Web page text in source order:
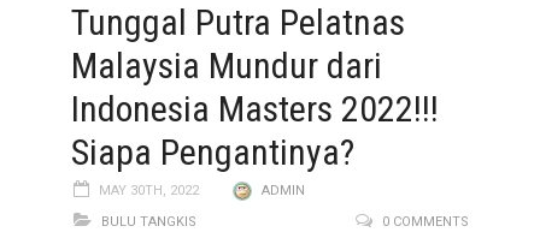
Tunggal Putra Pelatnas
Malaysia Mundur dari
Indonesia Masters 2022!!!
Siapa Pengantinya?
MAY 30TH, 2022
ADMIN
BULU TANGKIS
0 COMMENTS